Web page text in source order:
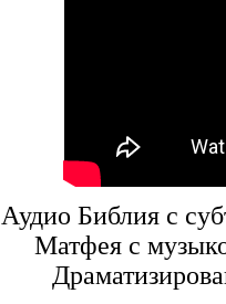
Аудио Библия с
Матфея с